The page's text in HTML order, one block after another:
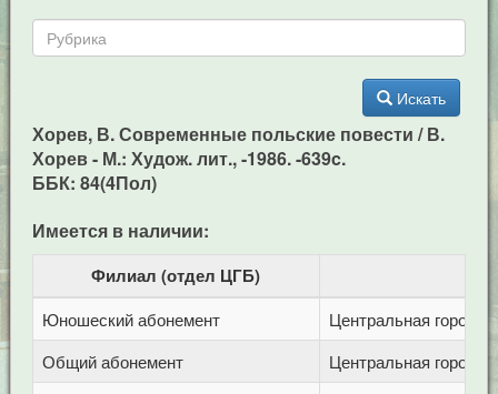
Искать
Хорев, В. Современные польские повести / В.
Хорев - М.: Худож. лит., -1986. -639c.
ББК: 84(4Пол)
Имеется в наличии:
Филиал (отдел ЦГБ)
Юношеский абонемент
Центральная
Общий абонемент
Центральная